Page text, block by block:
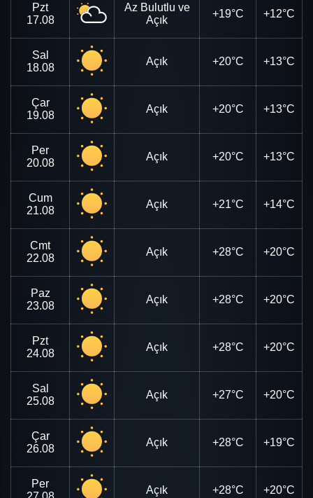
Pzt
17.08
Az Bulutlu ve
Açık
+19°C +12°C
Sal
18.08
Açık +20°C +13°C
Çar
19.08
Açık +20°C +13°C
Per
20.08
Açık +20°C +13°C
Cum
21.08
Açık +21°C +14°C
Cmt
22.08
Açık +28°C +20°C
Paz
23.08
Açık +28°C +20°C
Pzt
24.08
Açık +28°C +20°C
Sal
25.08
Açık +27°C +20°C
Çar
26.08
Açık +28°C +19°C
Per
Açık +28°C +20°C